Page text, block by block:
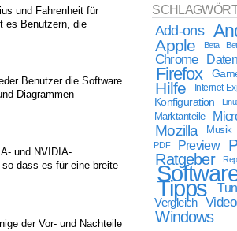
und Fahrenheit für
es Benutzern, die
Benutzer die Software
Diagrammen
und NVIDIA-
dass es für eine breite
der Vor- und Nachteile
Add-ons
Apple Beta
Chrome
Firefox
Hilfe Internet
Konfiguration
Marktanteile
Mozilla Musik
PDF
Preview
Ratgeber
Tipps
Vergleich
Windows